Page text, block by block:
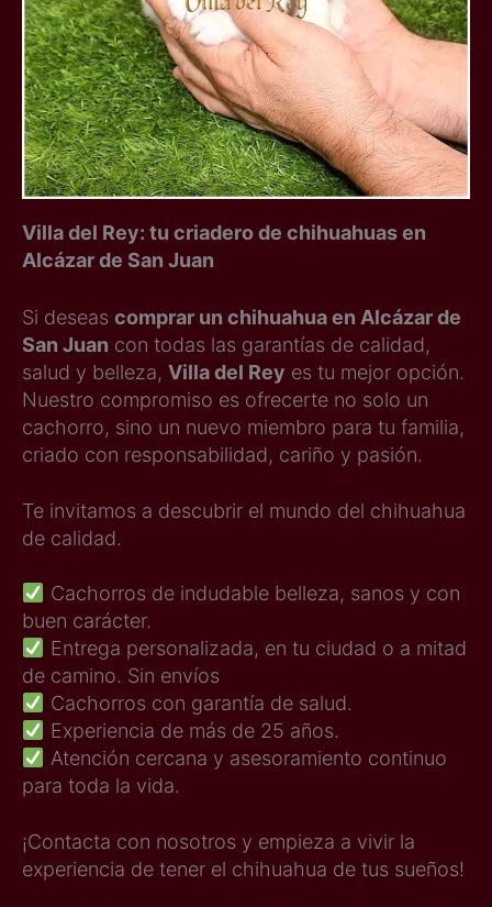
Villa del Rey: tu criadero de chihuahuas en
Alcázar de San Juan
Si deseas comprar un chihuahua en Alcázar de
San Juan con todas las garantías de calidad,
salud y belleza, Villa del Rey es tu mejor opción.
Nuestro compromiso es ofrecerte no solo un
cachorro, sino un nuevo miembro para tu familia,
criado con responsabilidad, cariño y pasión.
Te invitamos a descubrir el mundo del chihuahua
de calidad.
Cachorros de indudable belleza, sanos y con
buen carácter.
Entrega personalizada, en tu ciudad o a mitad
de camino. Sin envíos
Cachorros con garantía de salud.
Experiencia de más de 25 años.
Atención cercana y asesoramiento continuo
para toda la vida.
¡Contacta con nosotros y empieza a vivir la
experiencia de tener el chihuahua de tus sueños!